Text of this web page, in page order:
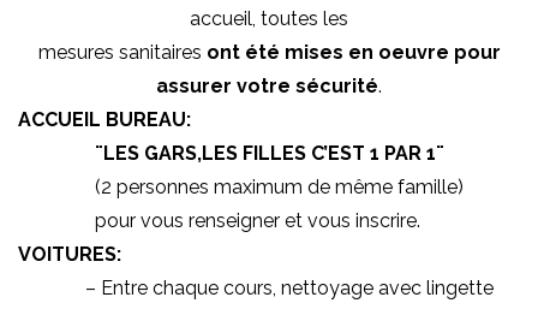
accueil, toutes les
mesures sanitaires ont été mises en oeuvre pour
assurer votre sécurité.
ACCUEIL BUREAU:
¨LES GARS,LES FILLES C’EST 1 PAR 1¨
(2 personnes maximum de même famille)
pour vous renseigner et vous inscrire.
VOITURES:
– Entre chaque cours, nettoyage avec lingette